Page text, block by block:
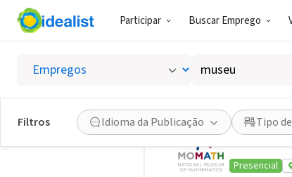
Participar Buscar Emprego
por
palavra-
chave,
habilidades
ou
interesses
Filtros Idioma da Publicação Tipo
Empregos em Museus
Museum
Presencial